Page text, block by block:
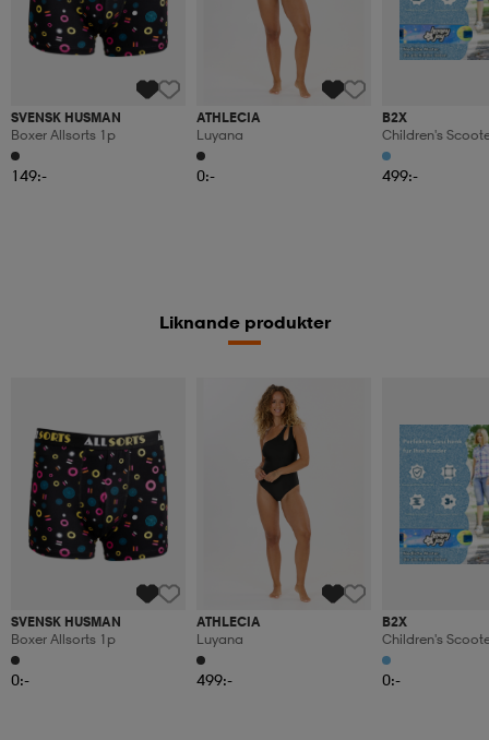
SVENSK HUSMAN
Boxer Allsorts 1p
149:-
ATHLECIA
Luyana
0:-
B2X
Children's
Kick Scooter
Wheels Stand
499:-
Liknande produkter
SVENSK HUSMAN
Boxer Allsorts 1p
0:-
ATHLECIA
Luyana
499:-
B2X
Children's
Kick Scooter
Wheels Stand
0:-